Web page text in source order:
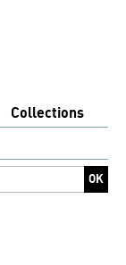
Collections